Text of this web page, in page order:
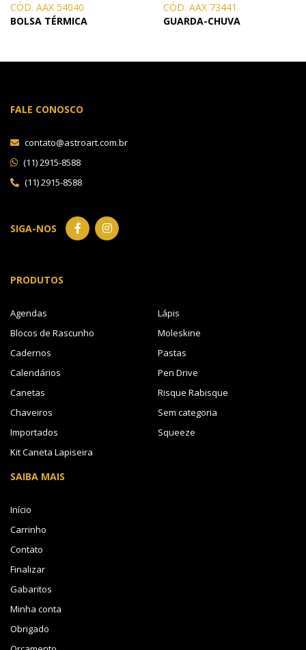
CÓD. AAX 54040
BOLSA TÉRMICA
CÓD. AAX 73441
GUARDA-CHUVA
FALE CONOSCO
contato@astroart.com.br
(11) 2915-8588
(11) 2915-8588
SIGA-NOS
PRODUTOS
Agendas
Blocos de Rascunho
Cadernos
Calendários
Canetas
Chaveiros
Importados
Kit Caneta Lapiseira
Lápis
Moleskine
Pastas
Pen Drive
Risque Rabisque
Sem categoria
Squeeze
SAIBA MAIS
Início
Carrinho
Contato
Finalizar
Gabaritos
Minha conta
Obrigado